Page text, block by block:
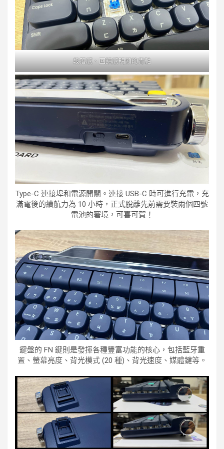
段落感、回饋感明顯的青軸
Type-C 連接埠和電源開關。連接 USB-C 時可進行充電，充
滿電後的續航力為 10 小時，正式脫離先前需要裝兩個四號
電池的窘境，可喜可賀！
鍵盤的 FN 鍵則是發揮各種豐富功能的核心，包括藍牙重
置、螢幕亮度、背光模式 (20 種)、背光速度、媒體鍵等。